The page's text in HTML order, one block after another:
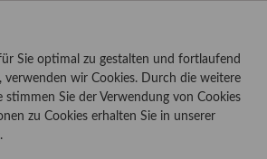
Sie optimal zu gestalten und fortlaufend
verwenden wir Cookies. Durch die weitere
stimmen Sie der Verwendung von Cookies
zu Cookies erhalten Sie in unserer
.